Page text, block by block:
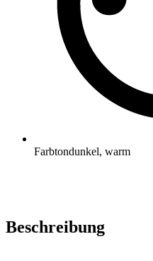
Farbtondunkel, warm
Beschreibung